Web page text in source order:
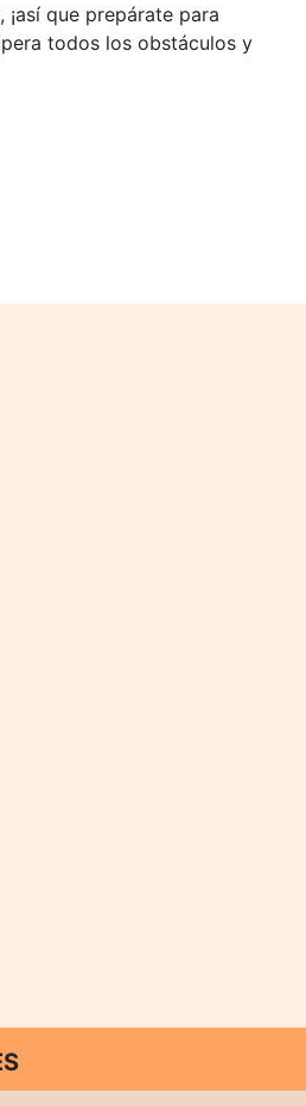
que prepárate para
todos los obstáculos y